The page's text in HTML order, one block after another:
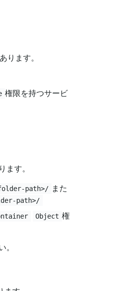
ります。
権限を持つサービ
ます。
path>/ また
path>/
Object 権
。